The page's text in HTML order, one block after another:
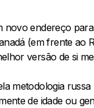
endereço
(em frente ao
versão de si
metodologia
de idade ou